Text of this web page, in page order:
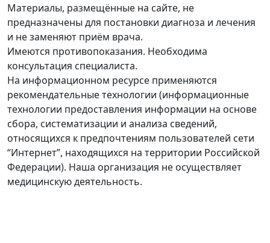
Материалы, размещённые на сайте, не
предназначены для постановки диагноза и лечения
и не заменяют приём врача.
Имеются противопоказания. Необходима
консультация специалиста.
На информационном ресурсе применяются
рекомендательные технологии (информационные
технологии предоставления информации на основе
сбора, систематизации и анализа сведений,
относящихся к предпочтениям пользователей сети
“Интернет”, находящихся на территории Российской
Федерации). Наша организация не осуществляет
медицинскую деятельность.